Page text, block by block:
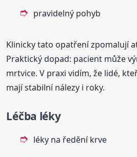
pravidelný pohyb
Klinicky tato opatření zpomalují
Praktický dopad: pacient může
mrtvice. V praxi vidím, že lidé,
mají stabilní nálezy i roky.
Léčba léky
léky na ředění krve